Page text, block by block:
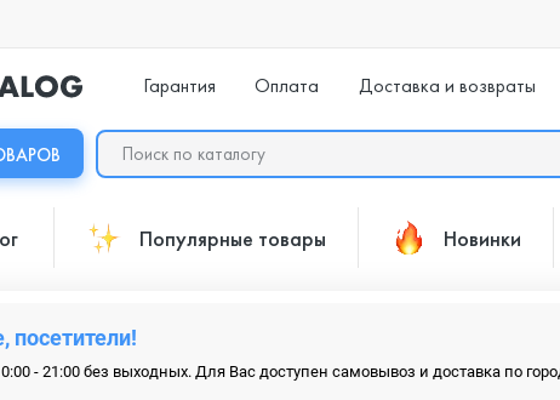
Гарантия Оплата Доставка и возвраты
Популярные товары Новинки
- 21:00 без выходных. Для Вас доступен самовывоз и доставка по